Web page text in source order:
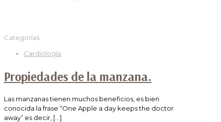
Categorías
Cardiología
Propiedades de la manzana.
Las manzanas tienen muchos beneficios, es bien
conocida la frase “One Apple a day keeps the doctor
away” es decir, […]